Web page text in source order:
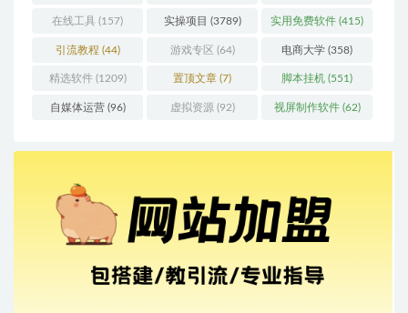
在线工具 (157) 实操项目 (3789) 实用免费软件 (415)
引流教程 (44) 游戏专区 (64) 电商大学 (358)
精选软件(1209) 置顶文章 (7) 脚本挂机 (551)
自媒体运营(96) 虚拟资源 (92) 视屏制作软件(62)